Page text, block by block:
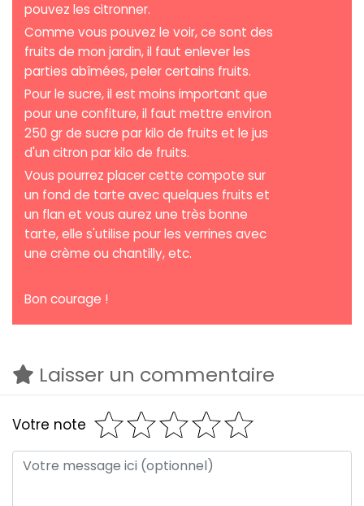
pouvez les citronner.
Comme vous pouvez le voir, ce sont des
fruits de mon jardin, il faut enlever les
parties abîmées, peler certains fruits.
Pour le sucre, il est moins important que
pour une confiture, il faut mettre environ
250 gr de sucre par kilo de fruits et le jus
d'un citron par kilo de fruits.
Vous pourrez placer cette compote sur
un fond de tarte avec quelques fruits et
un flan et vous aurez une très bonne
tarte, elle s'utilise pour les verrines avec
une crème ou chantilly, etc.
Bon courage !
Laisser un commentaire
Votre note